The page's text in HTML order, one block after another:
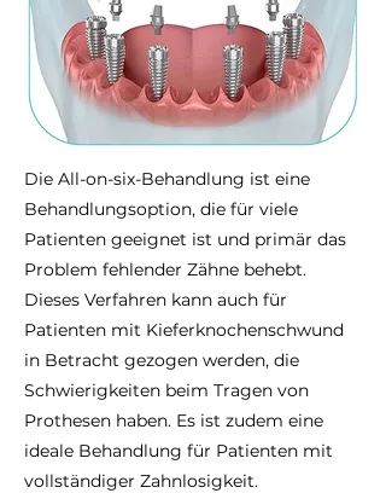
Die All-on-six-Behandlung ist eine
Behandlungsoption, die für viele
Patienten geeignet ist und primär das
Problem fehlender Zähne behebt.
Dieses Verfahren kann auch für
Patienten mit Kieferknochenschwund
in Betracht gezogen werden, die
Schwierigkeiten beim Tragen von
Prothesen haben. Es ist zudem eine
ideale Behandlung für Patienten mit
vollständiger Zahnlosigkeit.